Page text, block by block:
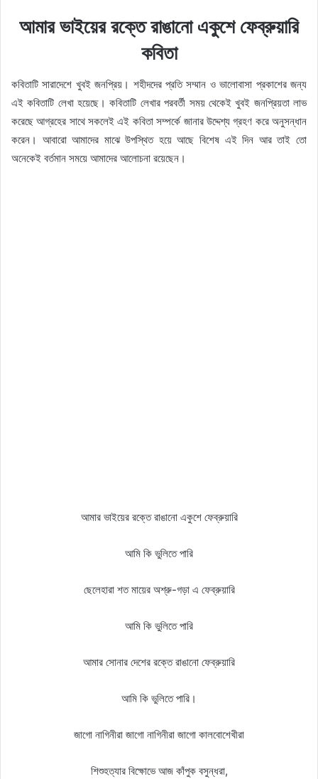
আমার ভাইয়ের রক্তে রাঙানো একুশে ফেব্রুয়ারি
কবিতা
কবিতাটি সারাদেশে খুবই জনপ্রিয়। শহীদদের প্রতি সম্মান ও ভালোবাসা প্রকাশের জন্য
এই কবিতাটি লেখা হয়েছে। কবিতাটি লেখার পরবর্তী সময় থেকেই খুবই জনপ্রিয়তা লাভ
করেছে আগ্রহের সাথে সকলেই এই কবিতা সম্পর্কে জানার উদ্দেশ্য গ্রহণ করে অনুসন্ধান
করেন। আবারো আমাদের মাঝে উপস্থিত হয়ে আছে বিশেষ এই দিন আর তাই তো
অনেকেই বর্তমান সময়ে আমাদের আলোচনা রয়েছেন।
আমার ভাইয়ের রক্তে রাঙানো একুশে ফেব্রুয়ারি
আমি কি ভুলিতে পারি
ছেলেহারা শত মায়ের অশ্রু-গড়া এ ফেব্রুয়ারি
আমি কি ভুলিতে পারি
আমার সোনার দেশের রক্তে রাঙানো ফেব্রুয়ারি
আমি কি ভুলিতে পারি।
জাগো নাগিনীরা জাগো নাগিনীরা জাগো কালবোশেখীরা
শিশুহত্যার বিক্ষোভে আজ কাঁপুক বসুন্ধরা,